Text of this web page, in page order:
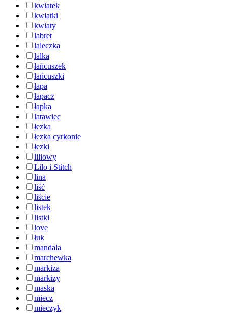
kwiatek
kwiatki
kwiaty
labret
laleczka
lalka
łańcuszek
łańcuszki
łapa
łapacz
łapka
latawiec
łezka
łezka cyrkonie
łezki
liliowy
Lilo i Stitch
lina
liść
liście
listek
listki
love
łuk
mandala
marchewka
markiza
markizy
maska
miecz
mieczyk